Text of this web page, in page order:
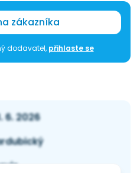
zákazníka
dodavatel, přihlaste se
6. 2026